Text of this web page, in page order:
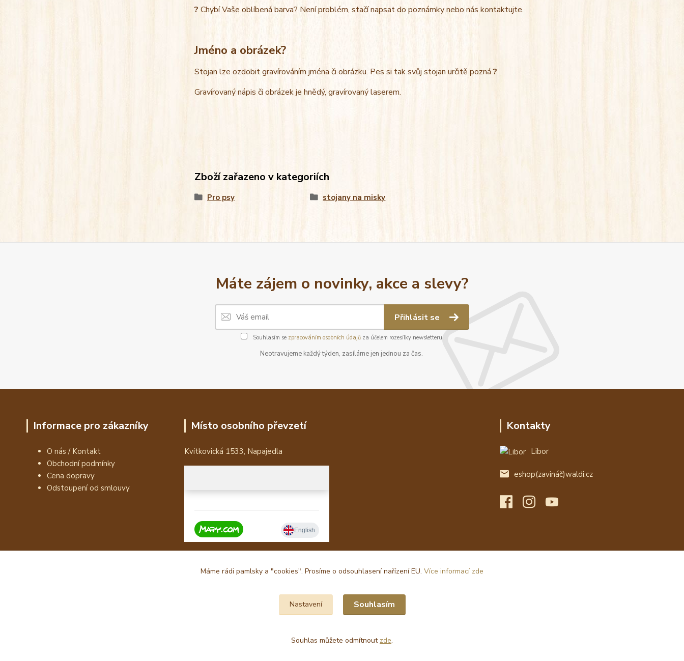
? Chybí Vaše oblíbená barva? Není problém, stačí napsat do poznámky nebo nás kontaktujte.
Jméno a obrázek?
Stojan lze ozdobit gravírováním jména či obrázku. Pes si tak svůj stojan určitě pozná?
Gravírovaný nápis či obrázek je hnědý, gravírovaný laserem.
Zboží zařazeno v kategoriích
Pro psy stojany na misky
Máte zájem o novinky, akce a slevy?
Přihlásit se
Souhlasím se zpracováním osobních údajůza účelem rozesílky newsletteru.
Neotravujeme každý týden, zasíláme jen jednou za čas.
Informace pro zákazníky
O nás / Kontakt
Obchodní podmínky
Cena dopravy
Odstoupení od smlouvy
Místo osobního převzetí
Kvítkovická 1533, Napajedla
Kontakty
Libor
eshop(zavináč)waldi.cz
Máme rádi pamlsky a "cookies". Prosíme o odsouhlasení nařízení EU. Více informací zde
Nastavení Souhlasím
Souhlas můžete odmítnout zde.